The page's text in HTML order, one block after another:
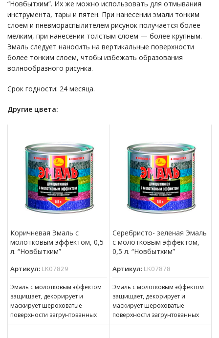
“Новбытхим”. Их же можно использовать для отмывания
инструмента, тары и пятен. При нанесении эмали тонким
слоем и пневмораспылителем рисунок получается более
мелким, при нанесении толстым слоем — более крупным.
Эмаль следует наносить на вертикальные поверхности
более тонким слоем, чтобы избежать образования
волнообразного рисунка.
Срок годности: 24 месяца.
Другие цвета:
Коричневая Эмаль с
молотковым эффектом, 0,5
л. “Новбытхим”
Артикул: LK07829
Эмаль с молотковым эффектом
защищает, декорирует и
маскирует шероховатые
поверхности загрунтованных
стальных поверхностей,
Серебристо- зеленая Эмаль
с молотковым эффектом,
0,5 л. “Новбытхим”
Артикул: LK07878
Эмаль с молотковым эффектом
защищает, декорирует и
маскирует шероховатые
поверхности загрунтованных
стальных поверхностей,